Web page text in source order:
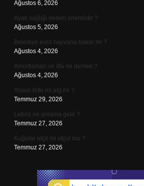
Ağustos 6, 2026
Ayak sağlığı neden önemlidir ?
Ağustos 5, 2026
Belediye evcil hayvana bakar mı ?
Ağustos 4, 2026
Amortisman ve itfa ne demek ?
Ağustos 4, 2026
Yosun bitki mi alg mi ?
Temmuz 29, 2026
Lebriz ne anlama gelir ?
Temmuz 27, 2026
Kuğular etçil mi otçul mu ?
Temmuz 27, 2026